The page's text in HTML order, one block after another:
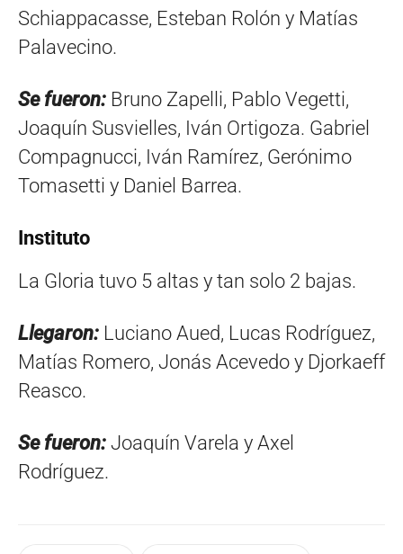
Schiappacasse, Esteban Rolón y Matías
Palavecino.
Se fueron: Bruno Zapelli, Pablo Vegetti,
Joaquín Susvielles, Iván Ortigoza. Gabriel
Compagnucci, Iván Ramírez, Gerónimo
Tomasetti y Daniel Barrea.
Instituto
La Gloria tuvo 5 altas y tan solo 2 bajas.
Llegaron: Luciano Aued, Lucas Rodríguez,
Matías Romero, Jonás Acevedo y Djorkaeff
Reasco.
Se fueron: Joaquín Varela y Axel
Rodríguez.